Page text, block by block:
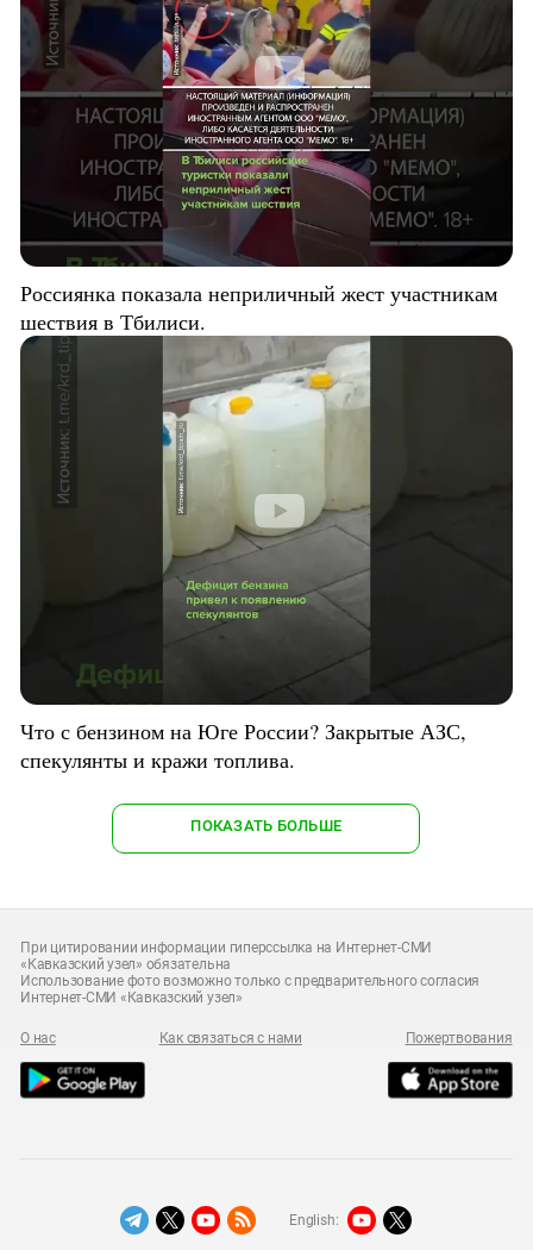
Россиянка показала неприличный жест участникам
шествия в Тбилиси.
Что с бензином на Юге России? Закрытые АЗС,
спекулянты и кражи топлива.
ПОКАЗАТЬ БОЛЬШЕ
При цитировании информации гиперссылка на Интернет-СМИ
«Кавказский узел» обязательна
Использование фото возможно только с предварительного согласия
Интернет-СМИ «Кавказский узел»
О нас Как связаться с нами Пожертвования
English: